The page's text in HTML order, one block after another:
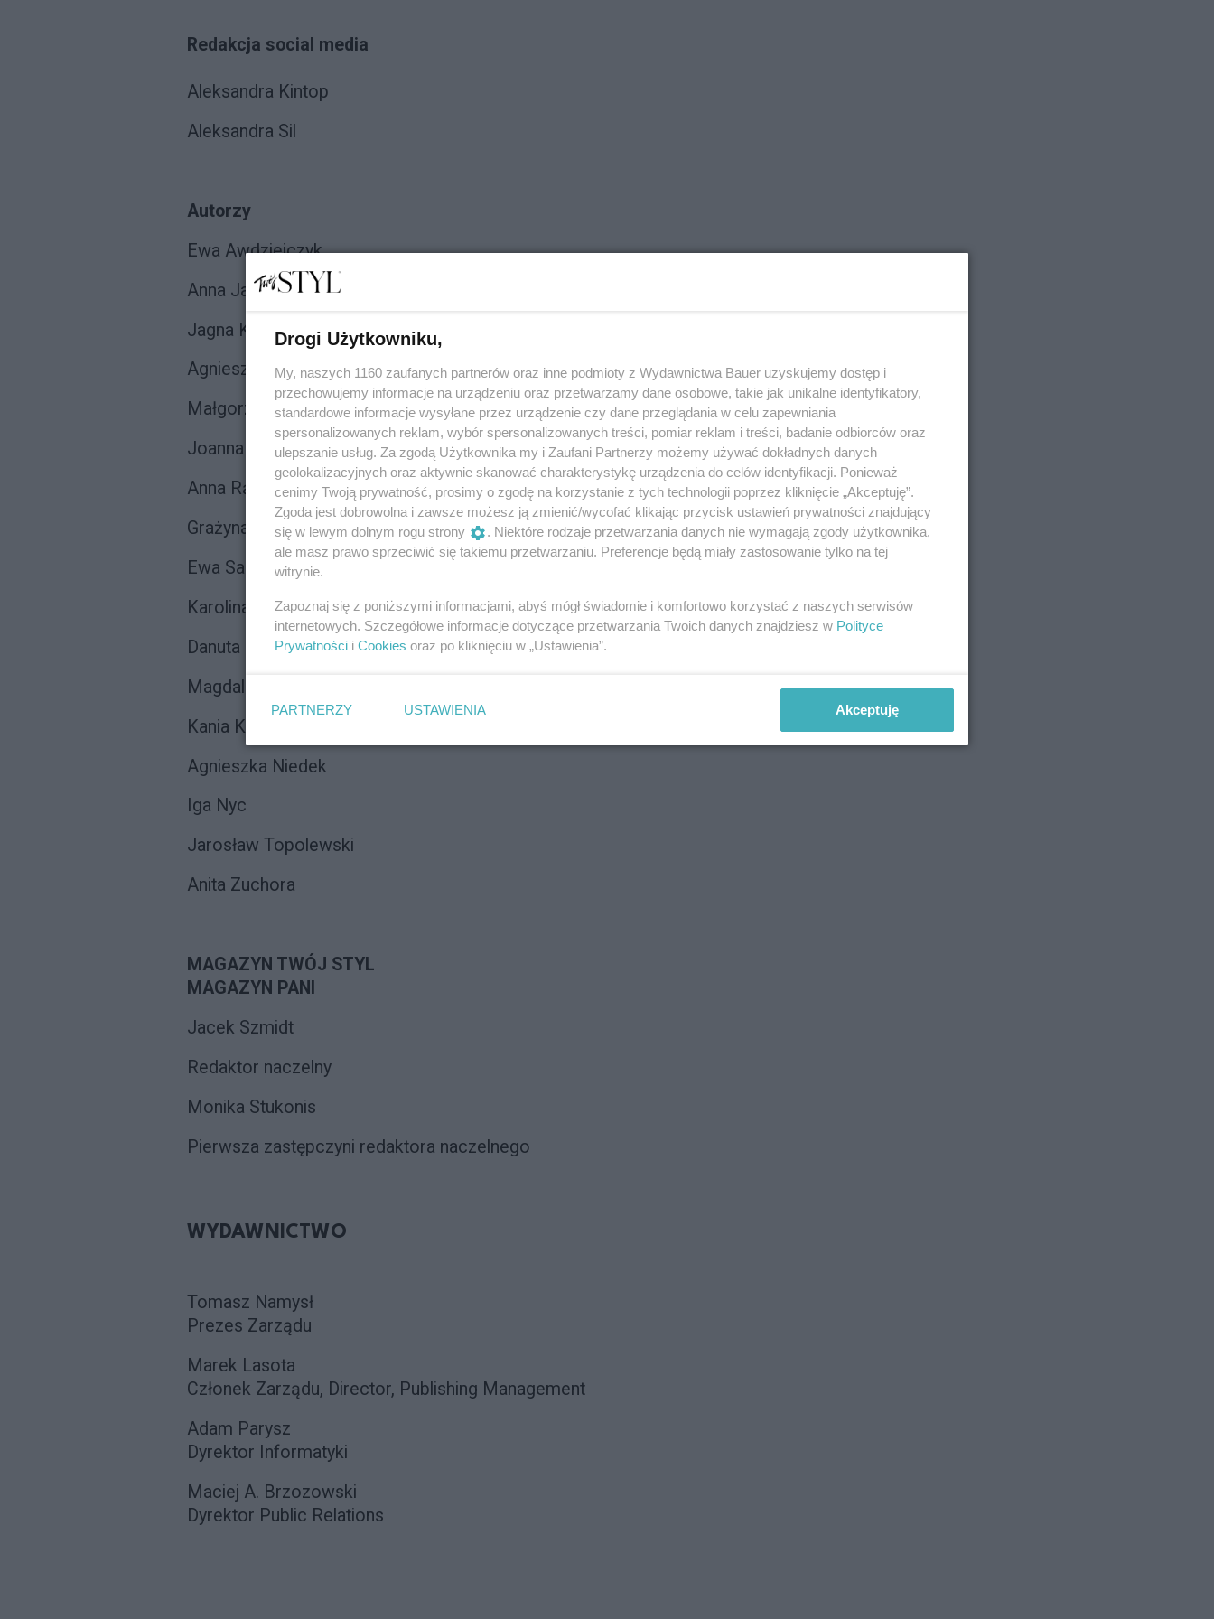
Redakcja social media
Aleksandra Kintop
Aleksandra Sil
Autorzy
Ewa Awdziejczyk
Anna Jasińska
Jagna Kaczanowska
Agnieszka Litorowicz-Siegert
Małgorzata Nawrocka-Wudarczyk
Joanna Nojszewska
Anna Rączkowska
Grażyna Saniuk
Ewa Sarnowicz-Kalicka
Karolina Tomaszewicz
Danuta Bybrowska
Magdalena Jankowska
Kania Kamińska
Agnieszka Niedek
Iga Nyc
Jarosław Topolewski
Anita Zuchora
MAGAZYN TWÓJ STYL
MAGAZYN PANI
Jacek Szmidt
Redaktor naczelny
Monika Stukonis
Pierwsza zastępczyni redaktora naczelnego
WYDAWNICTWO
Tomasz Namysł
Prezes Zarządu
Marek Lasota
Członek Zarządu, Director, Publishing Management
Adam Parysz
Dyrektor Informatyki
Maciej A. Brzozowski
Dyrektor Public Relations
Drogi Użytkowniku,
My, naszych 1160 zaufanych partnerów oraz inne podmioty z Wydawnictwa Bauer uzyskujemy dostęp i
przechowujemy informacje na urządzeniu oraz przetwarzamy dane osobowe, takie jak unikalne identyfikatory,
standardowe informacje wysyłane przez urządzenie czy dane przeglądania w celu zapewniania
spersonalizowanych reklam, wybór spersonalizowanych treści, pomiar reklam i treści, badanie odbiorców oraz
ulepszanie usług. Za zgodą Użytkownika my i Zaufani Partnerzy możemy używać dokładnych danych
geolokalizacyjnych oraz aktywnie skanować charakterystykę urządzenia do celów identyfikacji. Ponieważ
cenimy Twoją prywatność, prosimy o zgodę na korzystanie z tych technologii poprzez kliknięcie „Akceptuję”.
Zgoda jest dobrowolna i zawsze możesz ją zmienić/wycofać klikając przycisk ustawień prywatności znajdujący
się w lewym dolnym rogu strony
. Niektóre rodzaje przetwarzania danych nie wymagają zgody użytkownika,
ale masz prawo sprzeciwić się takiemu przetwarzaniu. Preferencje będą miały zastosowanie tylko na tej
witrynie.
Zapoznaj się z poniższymi informacjami, abyś mógł świadomie i komfortowo korzystać z naszych serwisów
internetowych. Szczegółowe informacje dotyczące przetwarzania Twoich danych znajdziesz w Polityce
Prywatności i Cookies oraz po kliknięciu w „Ustawienia”.
PARTNERZY USTAWIENIA Akceptuję